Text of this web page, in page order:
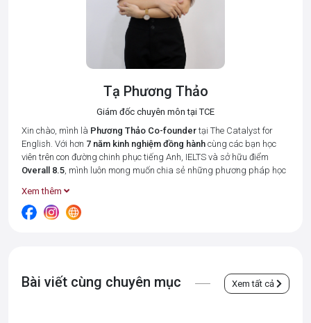
Tạ Phương Thảo
Giám đốc chuyên môn tại TCE
Xin chào, mình là Phương Thảo Co-foundertại The Catalyst for
English. Với hơn 7 năm kinh nghiệm đồng hànhcùng các bạn học
viên trên con đường chinh phục tiếng Anh, IELTS và sở hữu điểm
Overall 8.5, mình luôn mong muốn chia sẻ những phương pháp học
quả cao.
Tại The Catalyst for English, mình cùng đội ngũ giáo viên luôn đặt 3
luôn thấu hiểu và đồng hành từng học viên, giúp các bạn không cảm
Xem thêm
Bài viết cùng chuyên mục Xem tất cả